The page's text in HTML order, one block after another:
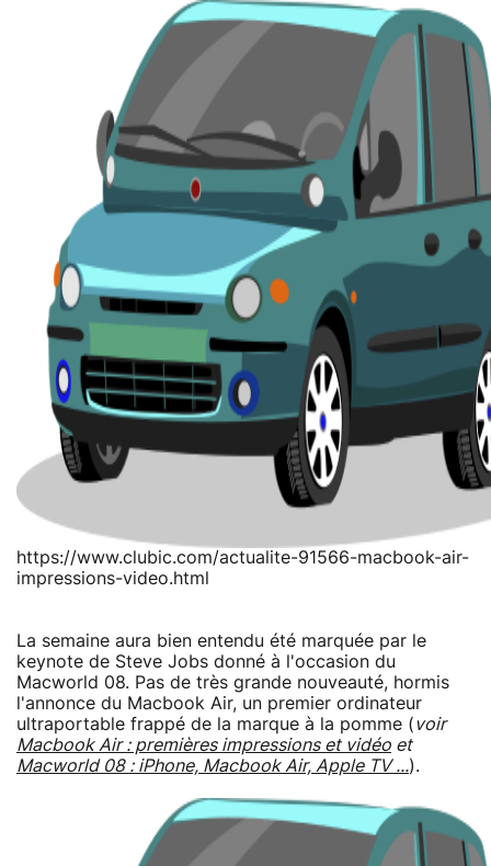
https://www.clubic.com/actualite-91566-macbook-air-
impressions-video.html
La semaine aura bien entendu été marquée par le
keynote de Steve Jobs donné à l'occasion du
Macworld 08. Pas de très grande nouveauté, hormis
l'annonce du Macbook Air, un premier ordinateur
ultraportable frappé de la marque à la pomme (voir
Macbook Air : premières impressions et vidéo et
Macworld 08 : iPhone, Macbook Air, Apple TV ...).